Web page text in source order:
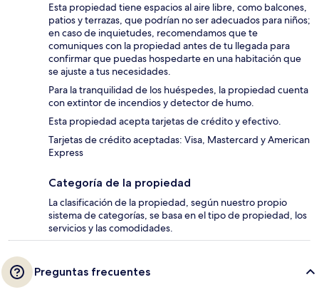
Esta propiedad tiene espacios al aire libre, como balcones,
patios y terrazas, que podrían no ser adecuados para niños;
en caso de inquietudes, recomendamos que te
comuniques con la propiedad antes de tu llegada para
confirmar que puedas hospedarte en una habitación que
se ajuste a tus necesidades.
Para la tranquilidad de los huéspedes, la propiedad cuenta
con extintor de incendios y detector de humo.
Esta propiedad acepta tarjetas de crédito y efectivo.
Tarjetas de crédito aceptadas: Visa, Mastercard y American
Express
Categoría de la propiedad
La clasificación de la propiedad, según nuestro propio
sistema de categorías, se basa en el tipo de propiedad, los
servicios y las comodidades.
Preguntas frecuentes